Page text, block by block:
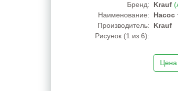
Бренд:
Krauf
Наименование:
Насос
Производитель:
Krauf
Рисунок (1 из 6):
Цена